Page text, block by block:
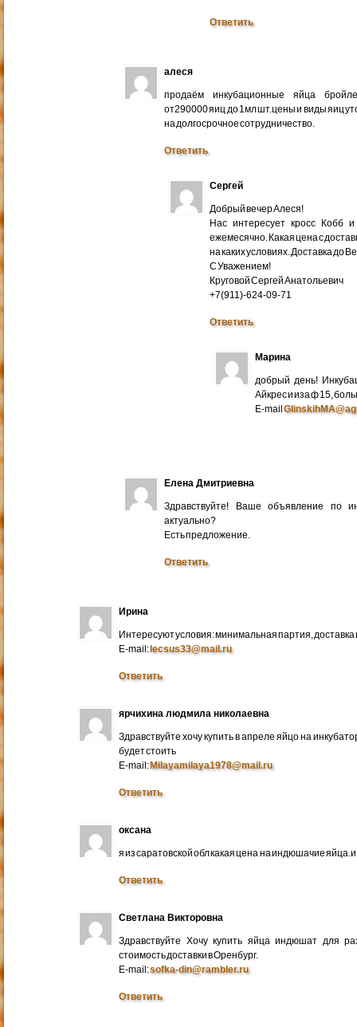
Ответить
алеся
продаём инкубационные яйца
от290000 яиц до 1мл шт.цены и виды яиц
на долгосрочное сотрудничество.
Ответить
Сергей
Добрый вечер Алеся!
Нас интересует кросс Кобб
ежемесячно. Какая цена с
на каких условиях. Доставка до
С Уважением!
Круговой Сергей Анатольевич
+7(911)-624-09-71
Ответить
Марина
добрый день!
Айкрес и иза ф 15,
E-mail
Елена Дмитриевна
Здравствуйте! Ваше объявление по
актуально?
Есть предложение.
Ответить
Ирина
Интересуют условия: минимальная партия, доставка
E-mail:lecsus33@mail.ru
Ответить
ярчихина людмила николаевна
Здравствуйте хочу купить в апреле яйцо на
будет стоить
E-mail:Milayamilaya1978@mail.ru
Ответить
оксана
я из саратовской обл какая цена на индюшачие яйца.и
Ответить
Светлана Викторовна
Здравствуйте Хочу купить яйца индюшат для
стоимость доставки в Оренбург.
E-mail:sofka-din@rambler.ru
Ответить